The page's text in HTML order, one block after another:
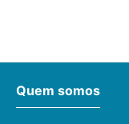
Quem somos